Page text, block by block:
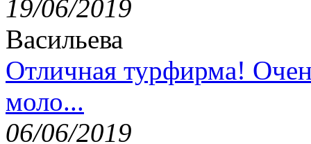
19/06/2019
Васильева
Отличная турфирма!
моло...
06/06/2019